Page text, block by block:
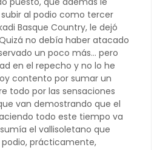
al podio como tercer
Basque Country, le dejó
no debía haber atacado
un poco más… pero
en el repecho y no lo he
contento por sumar un
todo por las sensaciones
van demostrando que el
todo este tiempo va
el vallisoletano que
prácticamente,